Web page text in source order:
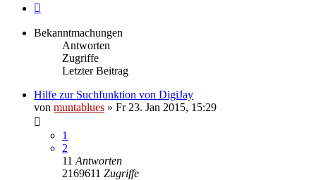
Bekanntmachungen
Antworten
Zugriffe
Letzter Beitrag
Hilfe zur Suchfunktion von DigiJay
von muntablues » Fr 23. Jan 2015, 15:29
1
2
11 Antworten
2169611 Zugriffe